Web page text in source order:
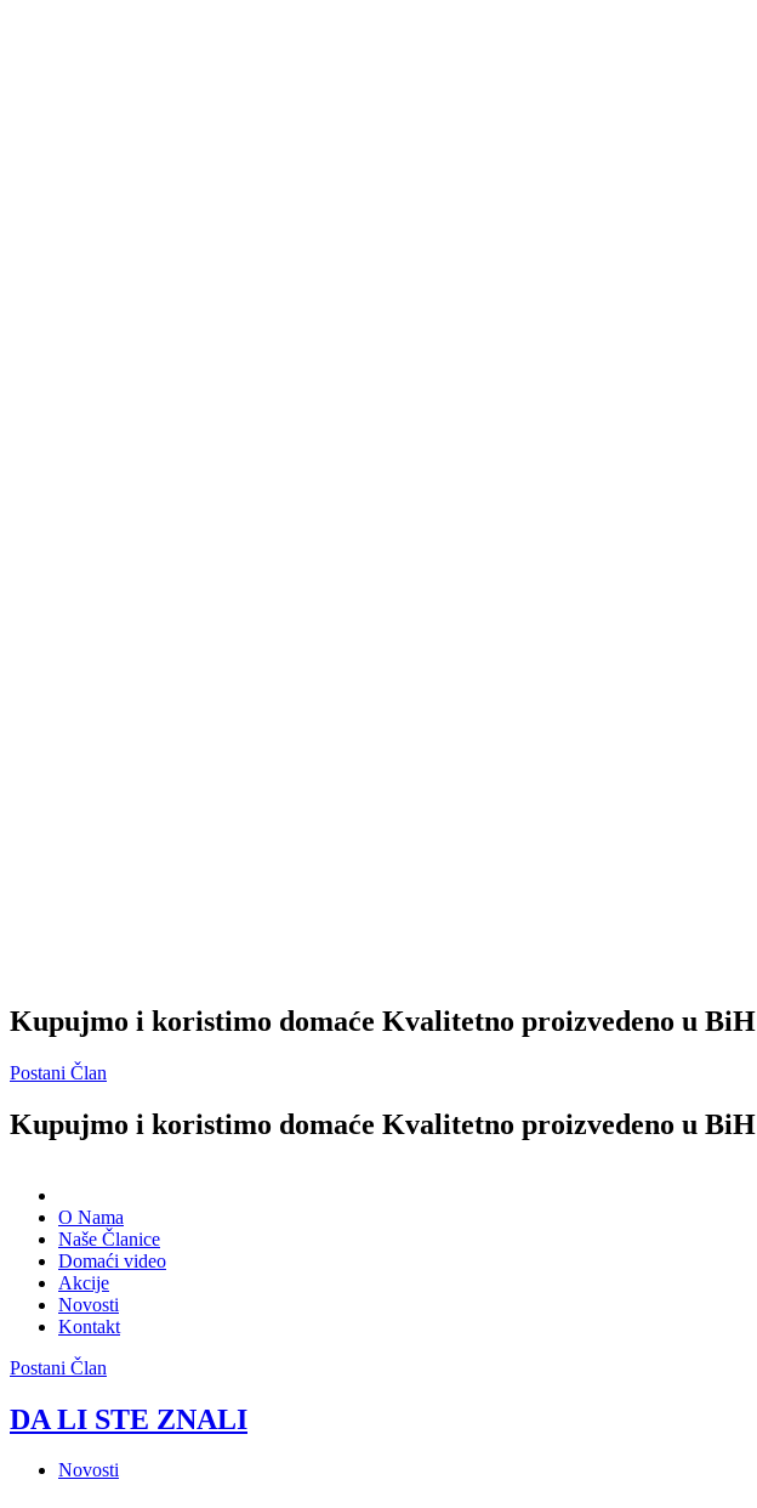
Kupujmo i koristimo domaće Kvalitetno proizvedeno u BiH
Postani Član
Kupujmo i koristimo domaće Kvalitetno proizvedeno u BiH
O Nama
Naše Članice
Domaći video
Akcije
Novosti
Kontakt
Postani Član
DA LI STE ZNALI
Novosti